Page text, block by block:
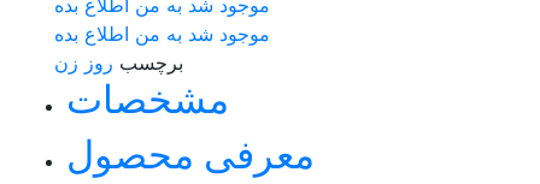
موجود شد به من اطلاع بده
برچسب روز زن
مشخصات
معرفی محصول